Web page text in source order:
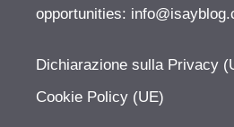
opportunities:
Dichiarazione sulla Privacy
Cookie Policy (UE)